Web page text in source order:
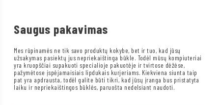
Saugus pakavimas
Mes rūpinamės ne tik savo produktų kokybe, bet ir tuo, kad jūsų
užsakymas pasiektų jus nepriekaištinga būkle. Todėl mūsų kompiuteriai
yra kruopščiai supakuoti specialioje pakuotėje ir tvirtose dėžėse,
pažymėtose įspėjamaisiais lipdukais kurjeriams. Kiekviena siunta taip
pat yra apdrausta, todėl galite būti tikri, kad jūsų įranga bus pristatyta
laiku ir nepriekaištingos būklės, paruošta nedelsiant naudoti.